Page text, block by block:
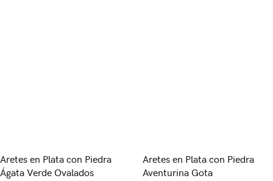
Aretes en Plata con Piedra
Ágata Verde Ovalados
Aretes en Plata con Piedra
Aventurina Gota